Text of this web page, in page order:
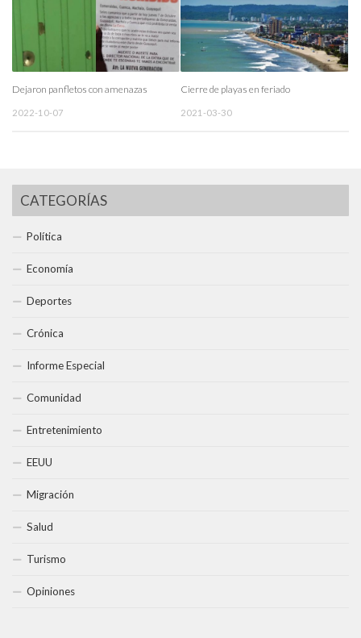
Dejaron panfletos con amenazas
2022-10-07
Cierre de playas en feriado
2021-03-30
CATEGORÍAS
Política
Economía
Deportes
Crónica
Informe Especial
Comunidad
Entretenimiento
EEUU
Migración
Salud
Turismo
Opiniones